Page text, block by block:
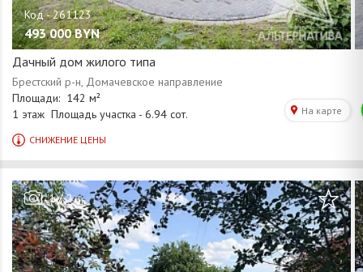
493 000 BYN
Дачный дом жилого типа
1/2